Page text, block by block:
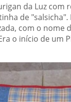
da Luz
de
com o nome
o início de um